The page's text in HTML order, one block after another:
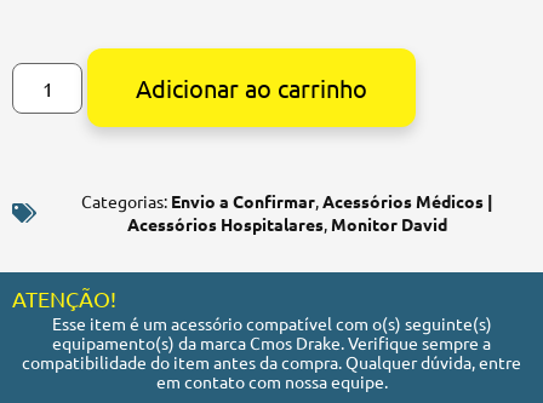
Adicionar ao carrinho
Alternative:
Categorias: Envio a Confirmar,Acessórios Médicos |
Acessórios Hospitalares, Monitor David
ATENÇÃO!
Esse item é um acessório compatível com o(s) seguinte(s)
equipamento(s) da marca Cmos Drake. Verifique sempre a
compatibilidade do item antes da compra. Qualquer dúvida, entre
em contato com nossa equipe.